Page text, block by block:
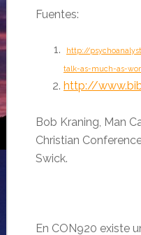
Fuentes:
http://
talk-as-much-as-
http://
Bob Kraning, Man
Christian
Swick.
En CON920 existe